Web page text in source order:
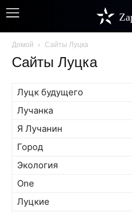
Домой Сайты Луцка
Сайты Луцка
Луцк будущего
Лучанка
Я Лучанин
Город
Экология
One
Луцкие